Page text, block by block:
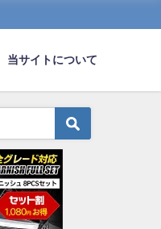
当サイトについて
マツダなど5社、トヨタの
移動サービス連合に参画
2019-06-28